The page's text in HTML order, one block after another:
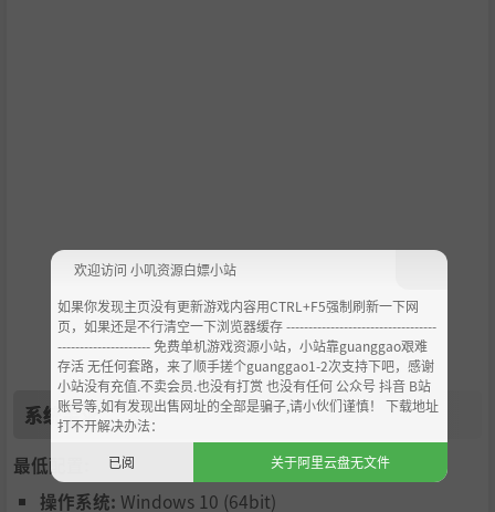
系统需求
最低配置:
操作系统: Windows 10 (64bit)
欢迎访问 小叽资源白嫖小站
如果你发现主页没有更新游戏内容用CTRL+F5强制刷新一下网
页，如果还是不行清空一下浏览器缓存 ----------------------------------
--------------------- 免费单机游戏资源小站，小站靠guanggao艰难
存活 无任何套路，来了顺手搓个guanggao1-2次支持下吧，感谢
小站没有充值.不卖会员.也没有打赏 也没有任何 公众号 抖音 B站
账号等,如有发现出售网址的全部是骗子,请小伙们谨慎！ 下载地址
打不开解决办法：
已阅
关于阿里云盘无文件